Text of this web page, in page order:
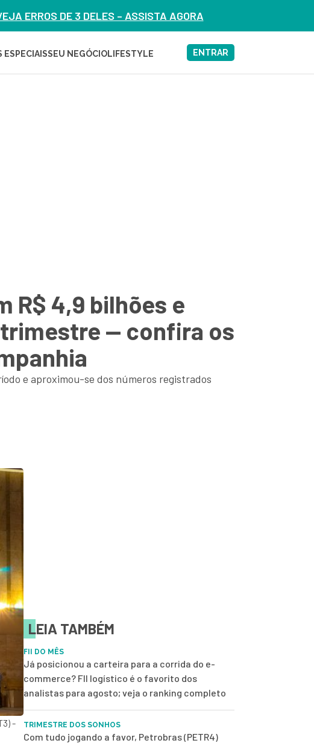
ERROS DE 3 DELES – ASSISTA AGORA
ESPECIAISSEU NEGÓCIOLIFESTYLE ENTRAR
R$ 4,9 bilhões e
— confira os
e aproximou-se dos números registrados
-
LEIA TAMBÉM
FII DO MÊS
Já posicionou a carteira para a corrida do e-
commerce? FII logístico é o favorito dos
analistas para agosto; veja o ranking completo
TRIMESTRE DOS SONHOS
Com tudo jogando a favor, Petrobras (PETR4)